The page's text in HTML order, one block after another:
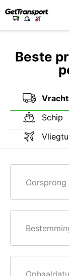
Beste
Schip